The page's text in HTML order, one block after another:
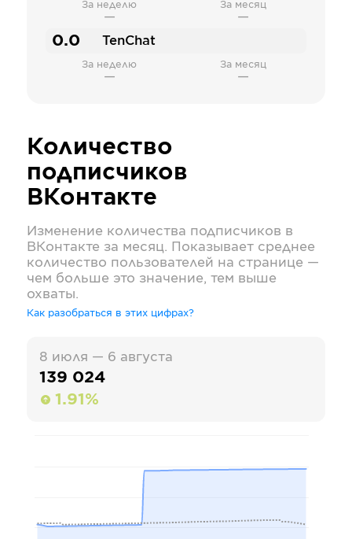
За неделю
—
За месяц
—
0.0 TenChat
За неделю
—
За месяц
—
Количество
подписчиков
ВКонтакте
Изменение количества подписчиков в
ВКонтакте за месяц. Показывает среднее
количество пользователей на странице —
чем больше это значение, тем выше
охваты.
Как разобраться в этих цифрах?
8 июля — 6 августа
139 024
1.91%